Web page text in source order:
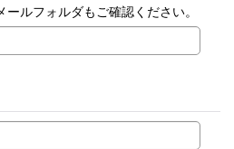
ルフォルダもご確認ください。